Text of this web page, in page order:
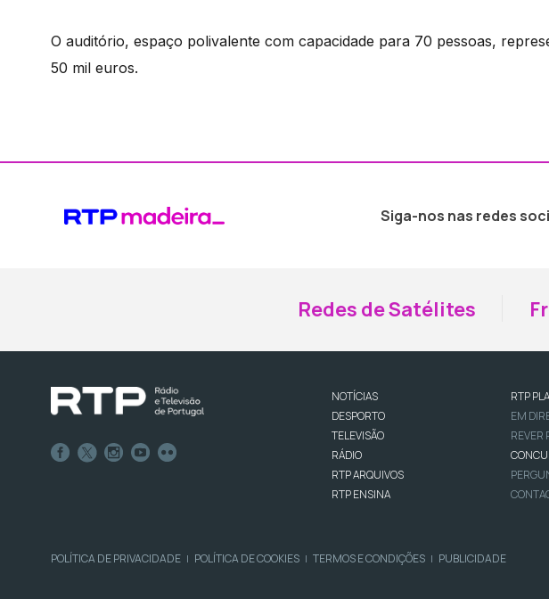
O auditório, espaço polivalente com capacidade para 70 pessoas,
50 mil euros.
Siga-nos nas redes
Redes de Satélites
NOTÍCIAS
DESPORTO
TELEVISÃO
RÁDIO
RTP ARQUIVOS
RTP ENSINA
RTP
EM
REVER
POLÍTICA DE PRIVACIDADE | POLÍTICA DE COOKIES | TERMOS E CONDIÇÕES | PUBLICIDADE